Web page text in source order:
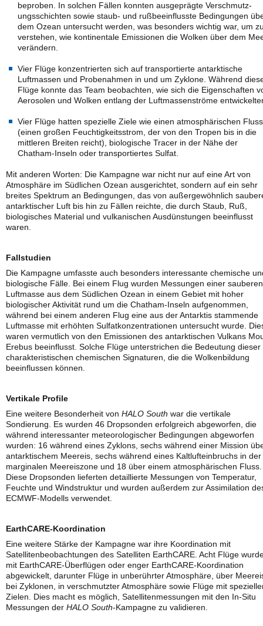
beproben. In solchen Fällen konnten ausgeprägte Verschmutz-
ungsschichten sowie staub- und rußbeeinflusste Bedingungen
dem Ozean untersucht werden, was besonders wichtig war, um
verstehen, wie kontinentale Emissionen die Wolken über dem
verändern.
Vier Flüge konzentrierten sich auf transportierte antarktische
Luftmassen und Probenahmen in und um Zyklone. Während
Flüge konnte das Team beobachten, wie sich die Eigenschaften
Aerosolen und Wolken entlang der Luftmassenströme
Vier Flüge hatten spezielle Ziele wie einen atmosphärischen Fluss
(einen großen Feuchtigkeitsstrom, der von den Tropen bis in die
mittleren Breiten reicht), biologische Tracer in der Nähe der
Chatham-Inseln oder transportiertes Sulfat.
Mit anderen Worten: Die Kampagne war nicht nur auf eine Art von
Atmosphäre im Südlichen Ozean ausgerichtet, sondern auf ein sehr
breites Spektrum an Bedingungen, das von außergewöhnlich
antarktischer Luft bis hin zu Fällen reichte, die durch Staub, Ruß,
biologisches Material und vulkanischen Ausdünstungen beeinflusst
waren.
Fallstudien
Die Kampagne umfasste auch besonders interessante chemische
biologische Fälle. Bei einem Flug wurden Messungen einer sauberen
Luftmasse aus dem Südlichen Ozean in einem Gebiet mit hoher
biologischer Aktivität rund um die Chatham-Inseln aufgenommen,
während bei einem anderen Flug eine aus der Antarktis stammende
Luftmasse mit erhöhten Sulfatkonzentrationen untersucht wurde.
waren vermutlich von den Emissionen des antarktischen Vulkans
Erebus beeinflusst. Solche Flüge unterstrichen die Bedeutung dieser
charakteristischen chemischen Signaturen, die die Wolkenbildung
beeinflussen können.
Vertikale Profile
Eine weitere Besonderheit von HALO South war die vertikale
Sondierung. Es wurden 46 Dropsonden erfolgreich abgeworfen, die
während interessanter meteorologischer Bedingungen abgeworfen
wurden: 16 während eines Zyklons, sechs während einer Mission
antarktischem Meereis, sechs während eines Kaltlufteinbruchs in der
marginalen Meereiszone und 18 über einem atmosphärischen Fluss.
Diese Dropsonden lieferten detaillierte Messungen von Temperatur,
Feuchte und Windstruktur und wurden außerdem zur Assimilation
ECMWF-Modells verwendet.
EarthCARE-Koordination
Eine weitere Stärke der Kampagne war ihre Koordination mit
Satellitenbeobachtungen des Satelliten EarthCARE. Acht Flüge
mit EarthCARE-Überflügen oder enger EarthCARE-Koordination
abgewickelt, darunter Flüge in unberührter Atmosphäre, über
bei Zyklonen, in verschmutzter Atmosphäre sowie Flüge mit
Zielen. Dies macht es möglich, Satellitenmessungen mit den In-Situ
Messungen der HALO South-Kampagne zu validieren.